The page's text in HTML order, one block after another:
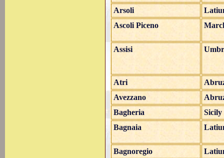
Arsoli
Ascoli Piceno
Assisi
Atri
Avezzano
Bagheria
Sicily
Bagnaia
Bagnoregio